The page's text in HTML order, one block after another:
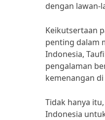
dengan lawan-
Keikutsertaan
penting dalam
Indonesia,
pengalaman
kemenangan
Tidak hanya
Indonesia